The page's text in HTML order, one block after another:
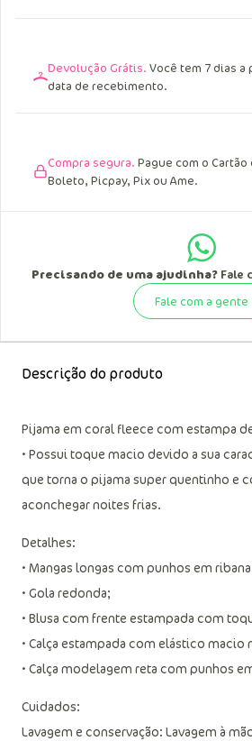
Devolução Grátis. Você tem 7 dias a
data de recebimento.
Compra segura. Pague com o
Boleto, Picpay, Pix ou Ame.
Precisando de uma ajudinha?Fale
Fale com a gente
Descrição do produto
Pijama em coral fleece com estampa
• Possui toque macio devido a sua
que torna o pijama super quentinho e
aconchegar noites frias.
Detalhes:
• Mangas longas com punhos em
• Gola redonda;
• Blusa com frente estampada com
• Calça estampada com elástico macio
• Calça modelagem reta com punhos
Cuidados:
Lavagem e conservação: Lavagem à